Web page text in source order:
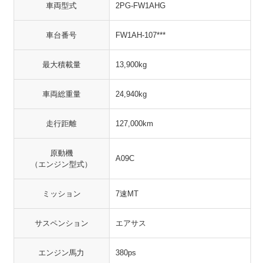
車両型式 2PG-FW1AHG
車台番号 FW1AH-107***
最大積載量 13,900kg
車両総重量 24,940kg
走行距離 127,000km
原動機
（エンジン型式）
A09C
ミッション 7速MT
サスペンション エアサス
エンジン馬力 380ps